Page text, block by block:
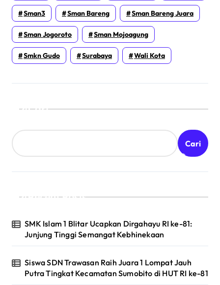
Sman3 Sman Bareng Sman Bareng Juara
Sman Jogoroto Sman Mojoagung
Smkn Gudo Surabaya Wali Kota
Cari
Cari
Recent Posts
SMK Islam 1 Blitar Ucapkan Dirgahayu RI ke-81:
Junjung Tinggi Semangat Kebhinekaan
Siswa SDN Trawasan Raih Juara 1 Lompat Jauh
Putra Tingkat Kecamatan Sumobito di HUT RI ke-81